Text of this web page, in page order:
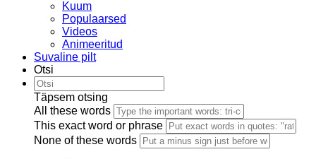
Kuum
Populaarsed
Videos
Animeeritud
Suvaline pilt
Otsi
Täpsem otsing
All these words
This exact word or phrase
None of these words